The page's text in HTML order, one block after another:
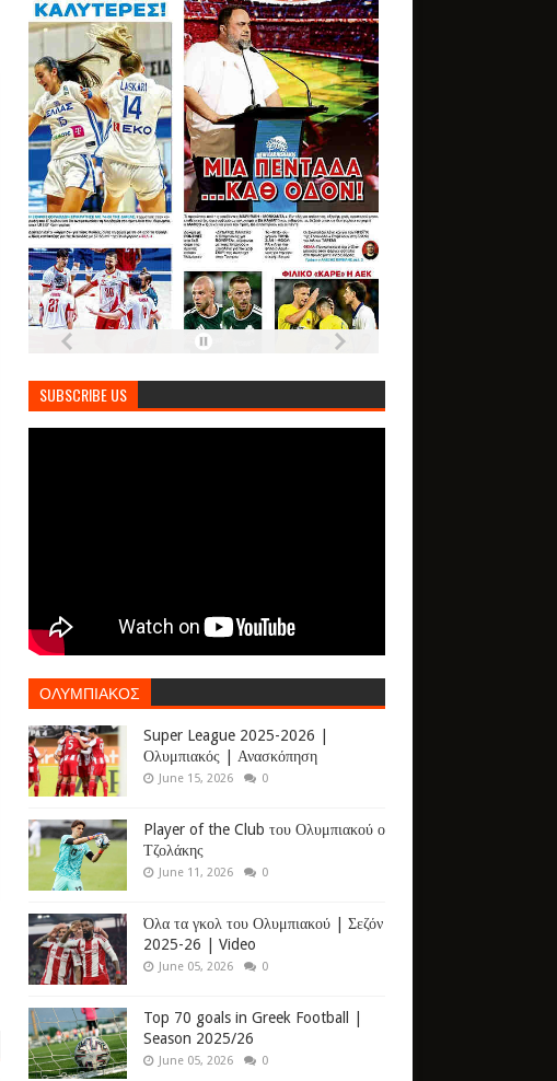
SUBSCRIBE US
ΟΛΥΜΠΙΑΚΟΣ
Super League 2025-2026 |
Ολυμπιακός | Ανασκόπηση
June 15, 2026 0
Player of the Club του Ολυμπιακού ο
Τζολάκης
June 11, 2026 0
Όλα τα γκολ του Ολυμπιακού | Σεζόν
2025-26 | Video
June 05, 2026 0
Top 70 goals in Greek Football |
Season 2025/26
June 05, 2026 0